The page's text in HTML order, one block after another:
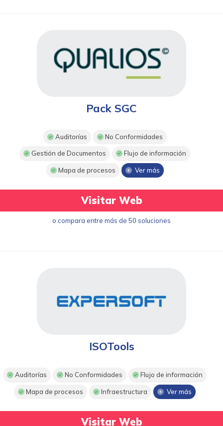
Pack SGC
Auditorías No Conformidades
Gestión de Documentos Flujo de información
Mapa de procesos Ver más
Visitar Web
o compara entre más de 50 soluciones
ISOTools
Auditorías No Conformidades Flujo de información
Mapa de procesos Infraestructura Ver más
Visitar Web